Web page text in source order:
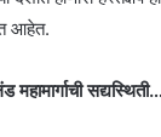
आहेत.
सद्यस्थिती…